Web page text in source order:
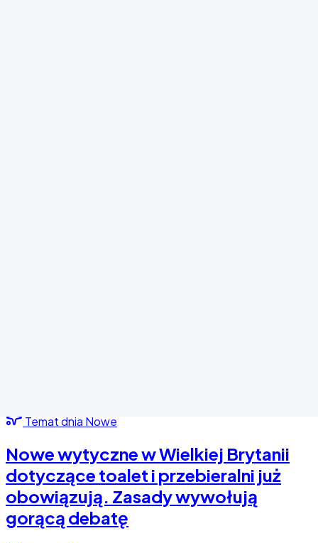
Temat dnia Nowe
Nowe wytyczne w Wielkiej Brytanii
dotyczące toalet i przebieralni już
obowiązują. Zasady wywołują
gorącą debatę